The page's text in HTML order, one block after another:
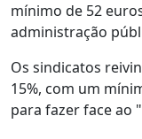
mínimo de 52
administração
Os sindicatos
15%, com um
para fazer face ao